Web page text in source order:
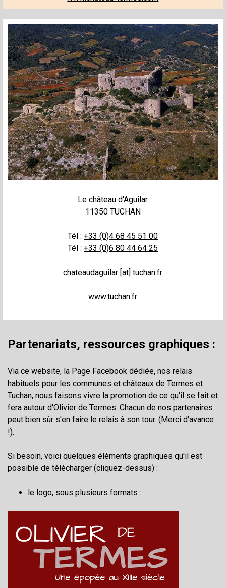
Le château d'Aguilar
11350 TUCHAN
Tél :+33 (0)4 68 45 51 00
Tél :+33 (0)6 80 44 64 25
chateaudaguilar [at] tuchan.fr
www.tuchan.fr
Partenariats, ressources graphiques :
Via ce website, la Page Facebook dédiée, nos relais
habituels pour les communes et châteaux de Termes et
Tuchan, nous faisons vivre la promotion de ce qu'il se fait et
fera autour d'Olivier de Termes. Chacun de nos partenaires
peut bien sûr s'en faire le relais à son tour. (Merci d'avance
!).
Si besoin, voici quelques éléments graphiques qu'il est
possible de télécharger (cliquez-dessus) :
le logo, sous plusieurs formats :